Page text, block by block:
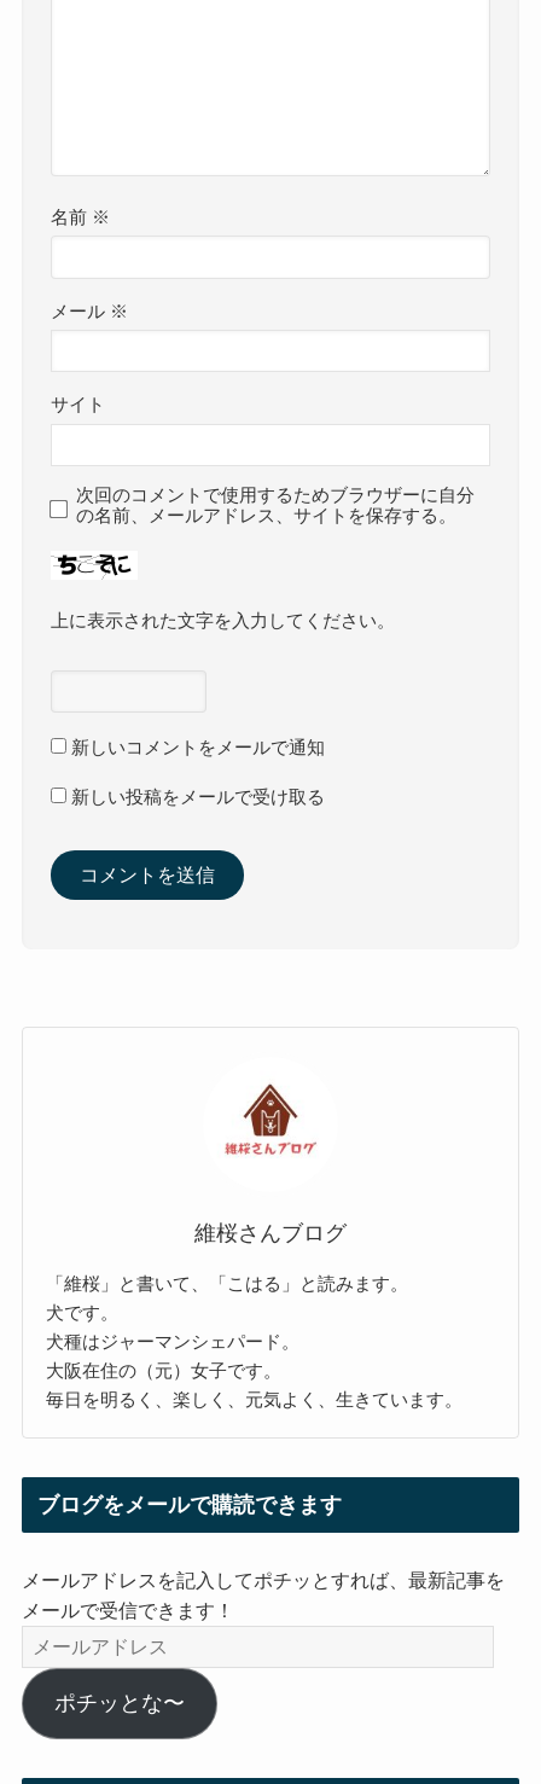
名前 ※
メール ※
サイト
次回のコメントで使用するためブラウザーに自分
の名前、メールアドレス、サイトを保存する。
上に表示された文字を入力してください。
新しいコメントをメールで通知
新しい投稿をメールで受け取る
維桜さんブログ
「維桜」と書いて、「こはる」と読みます。
犬です。
犬種はジャーマンシェパード。
大阪在住の（元）女子です。
毎日を明るく、楽しく、元気よく、生きています。
ブログをメールで購読できます
メールアドレスを記入してポチッとすれば、最新記事を
メールで受信できます！
メ
ー
ル
ア
ポチッとな〜